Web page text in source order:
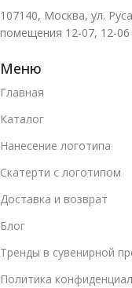
107140, Москва, ул.
помещения 12-07, 12-06
Меню
Главная
Каталог
Нанесение логотипа
Скатерти с логотипом
Доставка и возврат
Блог
Тренды в сувенирной
Политика